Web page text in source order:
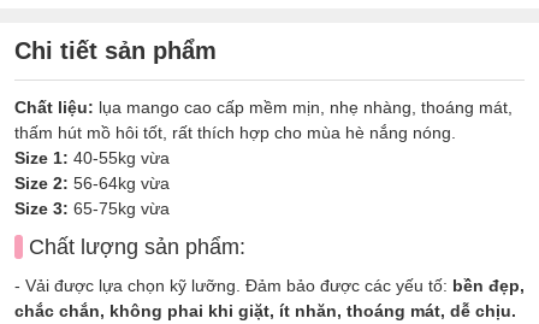
Chi tiết sản phẩm
Chất liệu: lụa mango cao cấp mềm mịn, nhẹ nhàng, thoáng mát,
thấm hút mồ hôi tốt, rất thích hợp cho mùa hè nắng nóng.
Size 1: 40-55kg vừa
Size 2: 56-64kg vừa
Size 3: 65-75kg vừa
Chất lượng sản phẩm:
- Vải được lựa chọn kỹ lưỡng. Đảm bảo được các yếu tố: bền đẹp,
chắc chắn, không phai khi giặt, ít nhăn, thoáng mát, dễ chịu.